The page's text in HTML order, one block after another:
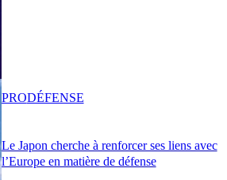
Le Japon cherche à renforcer ses liens avec
l’Europe en matière de défense
PRODÉFENSE